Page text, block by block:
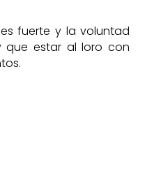
fuerte y la voluntad
que estar al loro con